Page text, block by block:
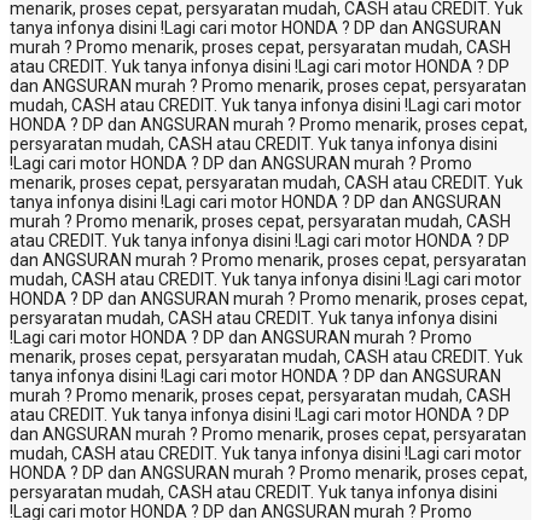
menarik, proses cepat, persyaratan mudah, CASH atau CREDIT. Yuk
tanya infonya disini ! Lagi cari motor HONDA ? DP dan ANGSURAN
murah ? Promo menarik, proses cepat, persyaratan mudah, CASH
atau CREDIT. Yuk tanya infonya disini ! Lagi cari motor HONDA ? DP
dan ANGSURAN murah ? Promo menarik, proses cepat, persyaratan
mudah, CASH atau CREDIT. Yuk tanya infonya disini ! Lagi cari motor
HONDA ? DP dan ANGSURAN murah ? Promo menarik, proses cepat,
persyaratan mudah, CASH atau CREDIT. Yuk tanya infonya disini
! Lagi cari motor HONDA ? DP dan ANGSURAN murah ? Promo
menarik, proses cepat, persyaratan mudah, CASH atau CREDIT. Yuk
tanya infonya disini ! Lagi cari motor HONDA ? DP dan ANGSURAN
murah ? Promo menarik, proses cepat, persyaratan mudah, CASH
atau CREDIT. Yuk tanya infonya disini ! Lagi cari motor HONDA ? DP
dan ANGSURAN murah ? Promo menarik, proses cepat, persyaratan
mudah, CASH atau CREDIT. Yuk tanya infonya disini ! Lagi cari motor
HONDA ? DP dan ANGSURAN murah ? Promo menarik, proses cepat,
persyaratan mudah, CASH atau CREDIT. Yuk tanya infonya disini
! Lagi cari motor HONDA ? DP dan ANGSURAN murah ? Promo
menarik, proses cepat, persyaratan mudah, CASH atau CREDIT. Yuk
tanya infonya disini ! Lagi cari motor HONDA ? DP dan ANGSURAN
murah ? Promo menarik, proses cepat, persyaratan mudah, CASH
atau CREDIT. Yuk tanya infonya disini ! Lagi cari motor HONDA ? DP
dan ANGSURAN murah ? Promo menarik, proses cepat, persyaratan
mudah, CASH atau CREDIT. Yuk tanya infonya disini ! Lagi cari motor
HONDA ? DP dan ANGSURAN murah ? Promo menarik, proses cepat,
persyaratan mudah, CASH atau CREDIT. Yuk tanya infonya disini
! Lagi cari motor HONDA ? DP dan ANGSURAN murah ? Promo